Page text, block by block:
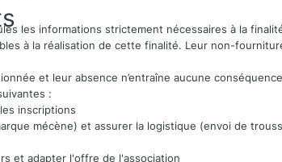
les informations strictement nécessaires à la
à la réalisation de cette finalité. Leur non-
et leur absence n’entraîne aucune
:
inscriptions
mécène) et assurer la logistique (envoi de
et adapter l'offre de l'association